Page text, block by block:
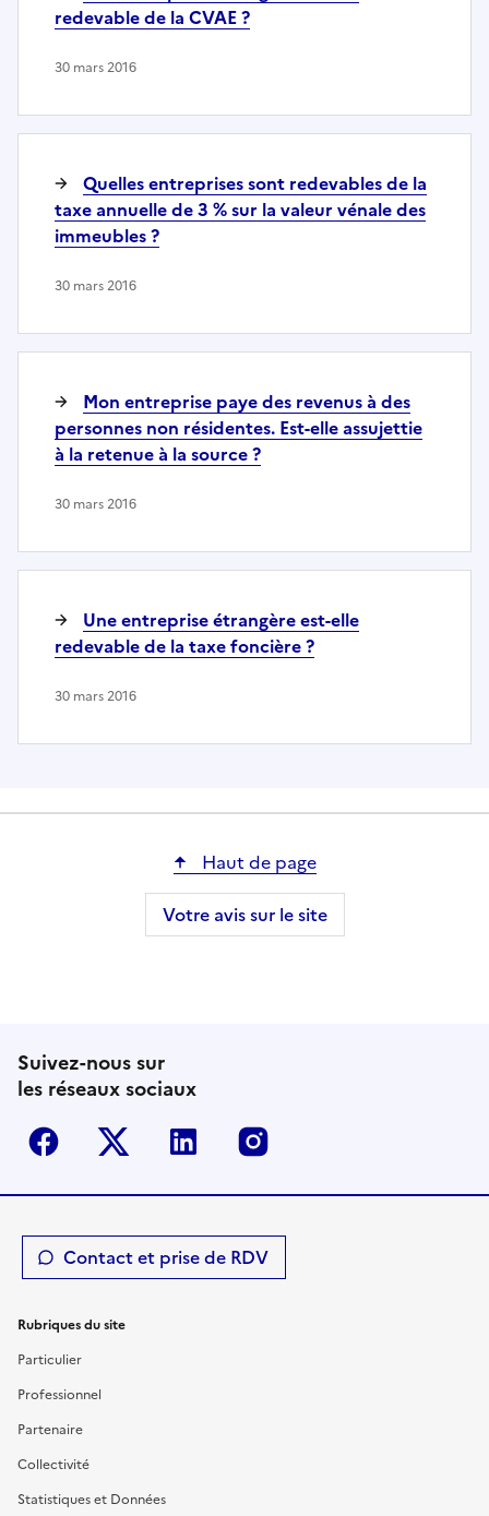
redevable de la CVAE ?
30 mars 2016
Quelles entreprises sont redevables de la
taxe annuelle de 3 % sur la valeur vénale des
immeubles ?
30 mars 2016
Mon entreprise paye des revenus à des
personnes non résidentes. Est-elle assujettie
à la retenue à la source ?
30 mars 2016
Une entreprise étrangère est-elle
redevable de la taxe foncière ?
30 mars 2016
Haut de page
Votre avis sur le site
Suivez-nous sur
les réseaux sociaux
Facebook Twitter-X Linkedin
Contact et prise de RDV
Rubriques du site
Particulier
Professionnel
Partenaire
Collectivité
Statistiques et Données